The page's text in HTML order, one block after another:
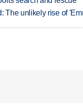
The unlikely rise of